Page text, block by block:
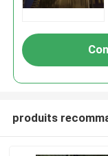
produits